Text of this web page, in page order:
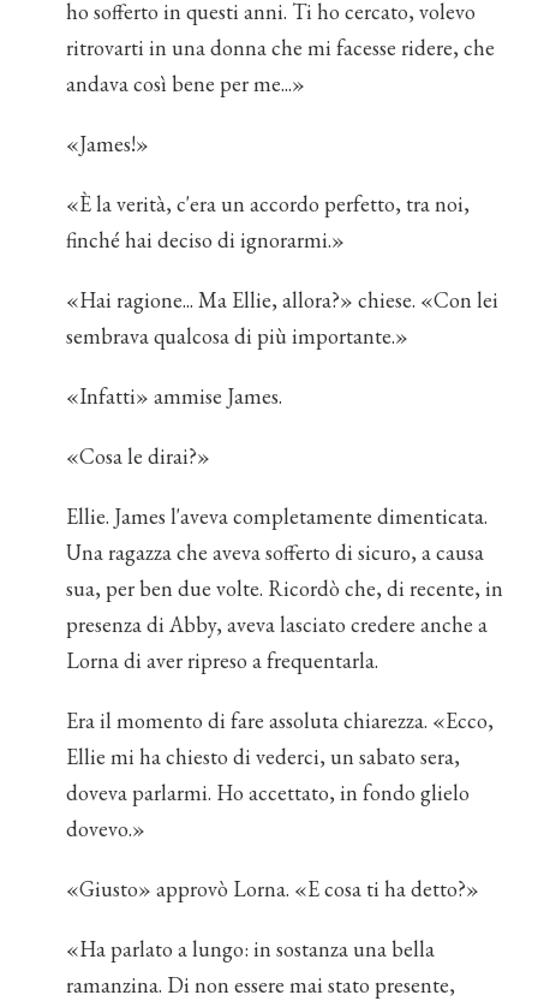
ho sofferto in questi anni. Ti ho cercato, volevo
ritrovarti in una donna che mi facesse ridere, che
andava così bene per me...»
«James!»
«È la verità, c'era un accordo perfetto, tra noi,
finché hai deciso di ignorarmi.»
«Hai ragione... Ma Ellie, allora?» chiese. «Con lei
sembrava qualcosa di più importante.»
«Infatti» ammise James.
«Cosa le dirai?»
Ellie. James l'aveva completamente dimenticata.
Una ragazza che aveva sofferto di sicuro, a causa
sua, per ben due volte. Ricordò che, di recente, in
presenza di Abby, aveva lasciato credere anche a
Lorna di aver ripreso a frequentarla.
Era il momento di fare assoluta chiarezza. «Ecco,
Ellie mi ha chiesto di vederci, un sabato sera,
doveva parlarmi. Ho accettato, in fondo glielo
dovevo.»
«Giusto» approvò Lorna. «E cosa ti ha detto?»
«Ha parlato a lungo: in sostanza una bella
ramanzina. Di non essere mai stato presente,